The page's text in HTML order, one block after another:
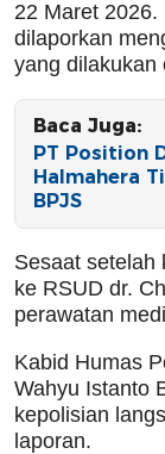
22 Maret
dilaporkan
yang dilakukan
Baca Juga:
PT Position
Halmahera
BPJS
Sesaat setelah
ke RSUD dr.
perawatan
Kabid Humas
Wahyu Istanto
kepolisian
laporan.